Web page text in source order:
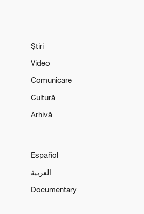
Știri
Video
Comunicare
Cultură
Arhivă
Español
العربية
Documentary